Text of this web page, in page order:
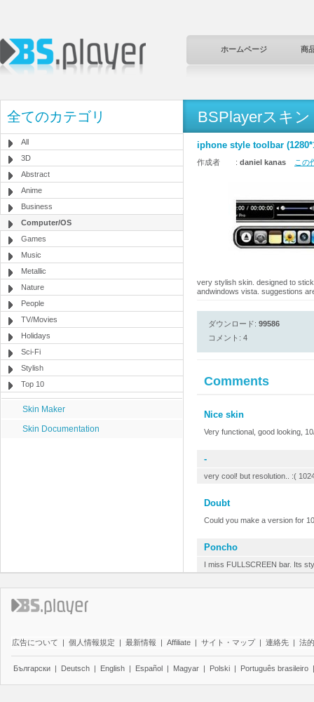
ホームページ 商
全てのカテゴリ
All
3D
Abstract
Anime
Business
Computer/OS
Games
Music
Metallic
Nature
People
TV/Movies
Holidays
Sci-Fi
Stylish
Top 10
Skin Maker
Skin Documentation
BSPlayerスキン
iphone style toolbar
作成者 : daniel kanas この
very stylish skin. designed to
andwindows vista. suggestions
ダウンロード: 99586
コメント: 4
Comments
Nice skin
Very functional, good looking,
-
very cool! but resolution.. :(
Doubt
Could you make a version for
Poncho
I miss FULLSCREEN bar. Its
広告について | 個人情報規定 | 最新情報 | Affiliate | サイト・マップ | 連絡先 | 法
Български | Deutsch | English | Español | Magyar | Polski | Português brasileiro